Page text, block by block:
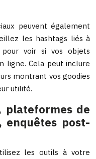
peuvent également
les hashtags liés à
voir si vos objets
ligne. Cela peut inclure
montrant vos goodies
utilité.
plateformes de
enquêtes post-
les outils à votre